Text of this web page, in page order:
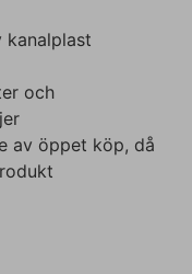
och
av öppet köp, då